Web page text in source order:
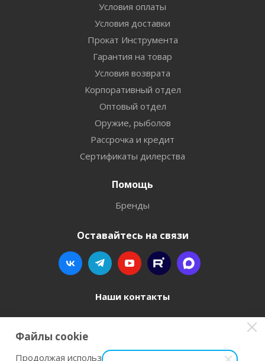
Условия оплаты
Условия доставки
Прокат Инструмента
Гарантия на товар
Условия возврата
Корпоративный отдел
Оптовый отдел
Оружие, рыболов
Рассрочка и кредит
Сертификаты дилерства
Помощь
Бренды
Оставайтесь на связи
Наши контакты
8 800 77-00-962
Файлы cookie
Продолжая использовать наш сайт Вы даете